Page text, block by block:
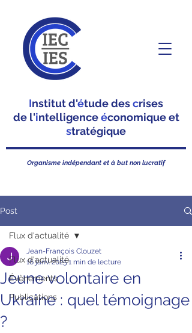
Institut d'étude descrises
de l'intelligenceéconomique et
stratégique
Organisme indépendant et à but non lucratif
Post
Flux d'actualité
Évènements
Publications
Flux d'actualité
Jeune volontaire en
Ukraine : quel témoignage
?
Jean-François Clouzet
16 janv. 20251 min de lecture